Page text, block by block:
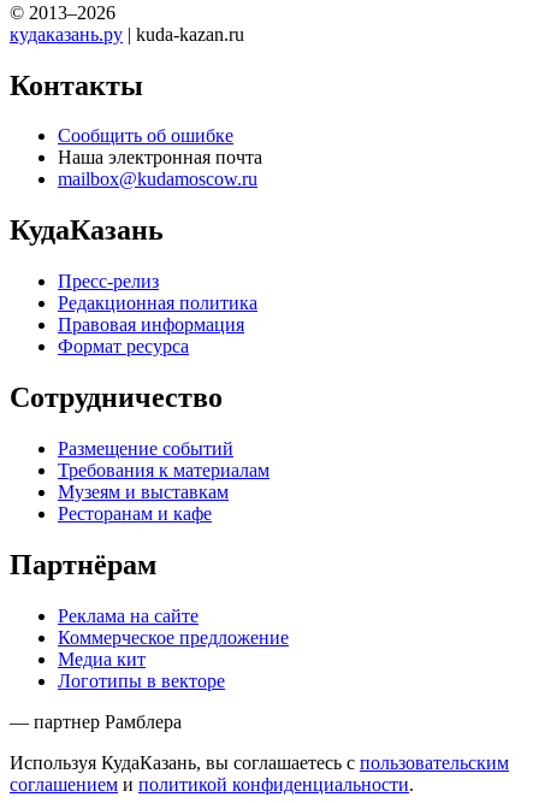
© 2013–2026
кудаказань.ру | kuda-kazan.ru
Контакты
Сообщить об ошибке
Наша электронная почта
mailbox@kudamoscow.ru
КудаКазань
Пресс-релиз
Редакционная политика
Правовая информация
Формат ресурса
Сотрудничество
Размещение событий
Требования к материалам
Музеям и выставкам
Ресторанам и кафе
Партнёрам
Реклама на сайте
Коммерческое предложение
Медиа кит
Логотипы в векторе
— партнер Рамблера
Используя КудаКазань, вы соглашаетесь с пользовательским
соглашением и политикой конфиденциальности.